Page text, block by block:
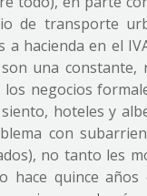
de transporte
a hacienda en el
una constante,
negocios
hoteles y
con
no tanto les
hace quince